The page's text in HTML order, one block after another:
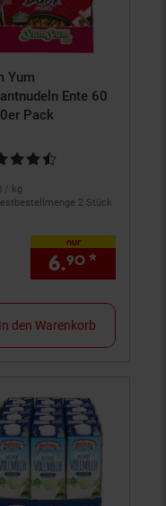
Preis: 14, €
Yum
Ente 60
Pack
4,71 von 5
/ kg
2 Stück
nur
6.90 *
In den Warenkorb